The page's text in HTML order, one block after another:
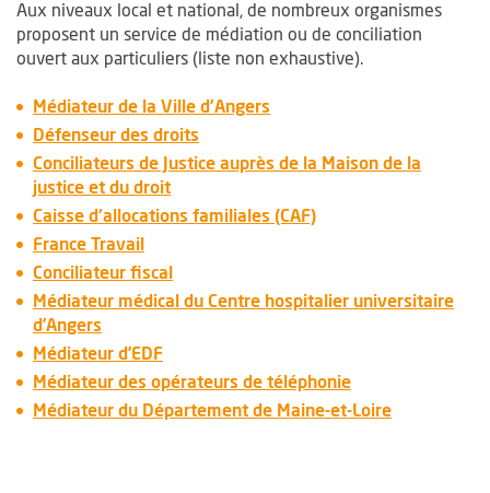
Aux niveaux local et national, de nombreux organismes
proposent un service de médiation ou de conciliation
ouvert aux particuliers (liste non exhaustive).
Médiateur de la Ville d'Angers
Défenseur des droits
Conciliateurs de Justice auprès de la Maison de la
justice et du droit
Caisse d'allocations familiales (CAF), Ouvre une nouvelle
France Travail, Ouvre une nouvelle fenêtre
Conciliateur fiscal, Ouvre une nouvelle fenêtre
Médiateur médical du Centre hospitalier universitaire
d’Angers
Médiateur d’EDF, Ouvre une nouvelle fenêtre
Médiateur des opérateurs de téléphonie, Ouvre une
Médiateur du Département de Maine-et-Loire, Ouvre une